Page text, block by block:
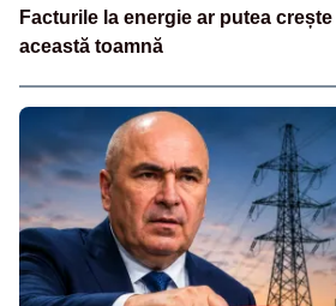
Facturile la energie ar putea
această toamnă